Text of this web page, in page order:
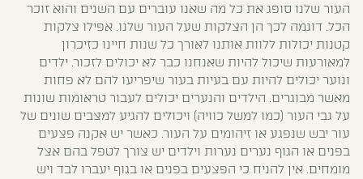
העור שלנו סופג את כל מה שאנו עוברים עם השנים והוא זוכר
הכל. דוגמה לכך הן הצלקות שעל העור שלנו. אפילו צלקות
קטנות יכולות ללוות אותנו לאורך כל שנות חיינו כזיכרון
למאורעות שיכול להיות שאנחנו כבר לא יכולים לזכור. ילדים
ונוער יכולים להיות עם בעיות בעור שיפריעו להם לא פחות
מאשר מבוגרים. הילדים והנערים יכולים לעבור טראומות שונות
על גבי העור (כמו למשל כוויה) ויכולים להגיע למצבים שונים של
עור יבש שנפגע או זיהומים על העור. כאשר יש אקנה פצעים
בפנים או הגוף נערים נערות וילדים יש צורך לטפל בהם אצל
מומחים. אין להניח כי הפצעים בפנים או בגוף יעברו לבד ויש